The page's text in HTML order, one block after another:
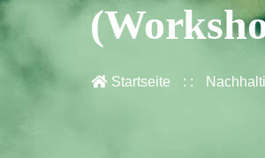
Startseite